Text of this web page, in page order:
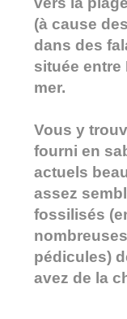
(à cause
dans des
située entre
mer.
Vous y
fourni en
actuels
assez
fossilisés
pédicules)
avez de la